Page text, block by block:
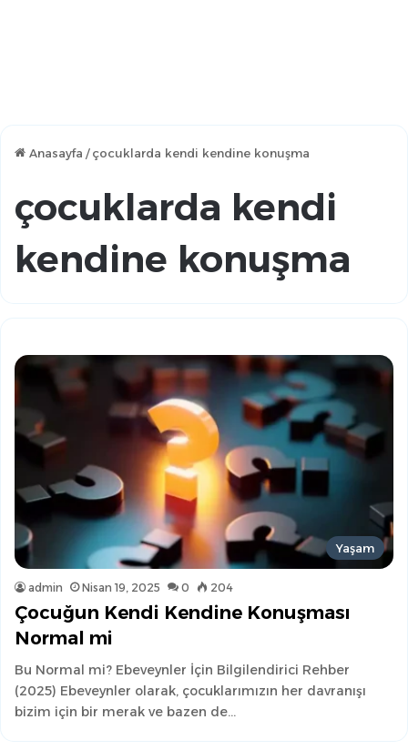
Anasayfa / çocuklarda kendi kendine konuşma
çocuklarda kendi
kendine konuşma
Yaşam
admin Nisan 19, 2025 0 204
Çocuğun Kendi Kendine Konuşması
Normal mi
Bu Normal mi? Ebeveynler İçin Bilgilendirici Rehber
(2025) Ebeveynler olarak, çocuklarımızın her davranışı
bizim için bir merak ve bazen de…